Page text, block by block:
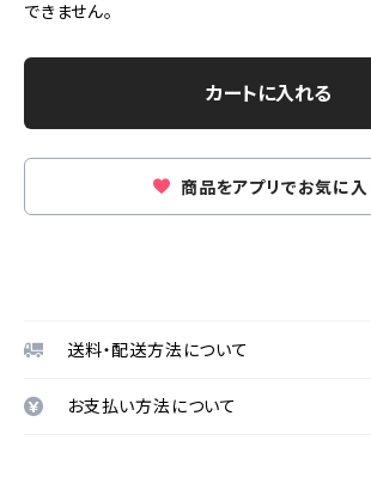
できません。
カートに入れる
商品をアプリでお気に入
送料・配送方法について
お支払い方法について